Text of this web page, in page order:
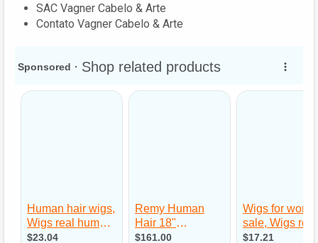
SAC Vagner Cabelo & Arte
Contato Vagner Cabelo & Arte